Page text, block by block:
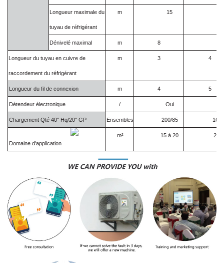
Longueur maximale du
tuyau de réfrigérant
m 15
Dénivelé maximal m 8
Longueur du tuyau en cuivre de
raccordement du réfrigérant
m 3 4
Longueur du fil de connexion m 4 5
Détendeur électronique / Oui
Chargement Qté 40" Hq/20" GP Ensembles 200/85 160/
Domaine d'application
m² 15 à 20